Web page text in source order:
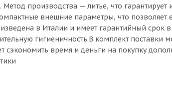
Метод производства — литье, что
внешние параметры, что позволяет
в Италии и имеет гарантийный срок
гигиеничность.В комплект
сэкономить время и деньги на покупку